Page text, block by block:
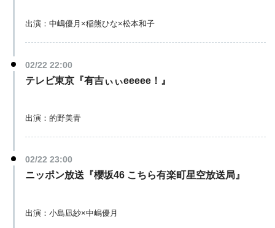
出演：中嶋優月×稲熊ひな×松本和子
02/22 22:00
テレビ東京『有吉ぃぃeeeee！』
出演：的野美青
02/22 23:00
ニッポン放送『櫻坂46 こちら有楽町星空放送局』
出演：小島凪紗×中嶋優月